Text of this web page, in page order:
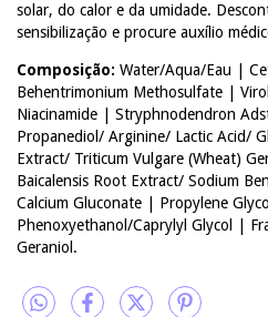
solar, do calor e da umidade.
sensibilização e procure auxílio
Composição: Water/Aqua/Eau |
Behentrimonium Methosulfate |
Niacinamide | Stryphnodendron
Propanediol/ Arginine/ Lactic Acid/
Extract/ Triticum Vulgare (Wheat)
Baicalensis Root Extract/ Sodium
Calcium Gluconate | Propylene
Phenoxyethanol/Caprylyl Glycol |
Geraniol.